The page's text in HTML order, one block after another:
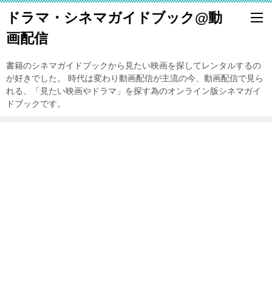
ドラマ・シネマガイドブック@動
画配信
書籍のシネマガイドブックから見たい映画を探してレンタルするの
が好きでした。 時代は変わり動画配信が主流の今、動画配信で見ら
れる、「見たい映画やドラマ」を探す為のオンライン版シネマガイ
ドブックです。